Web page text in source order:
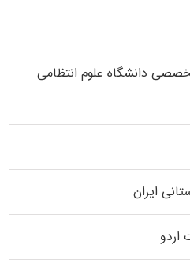
داﻧﺸﮕﺎه ﻋﻠﻮم انتظامی
ایران
اردو